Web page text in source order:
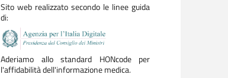
Sito web realizzato secondo le linee guida
di:
Aderiamo allo standard HONcode per
l'affidabilità dell'informazione medica.